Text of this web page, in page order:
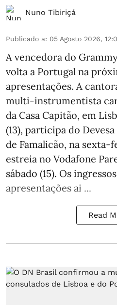
Nuno Tibiriçá
Publicado a: 05 Agosto 2026,
A vencedora do
volta a Portugal na
apresentações. A
multi-instrumentista
da Casa Capitão, em
(13), participa do
de Famalicão, na sexta-
estreia no Vodafone
sábado (15). Os
apresentações ai ...
Read